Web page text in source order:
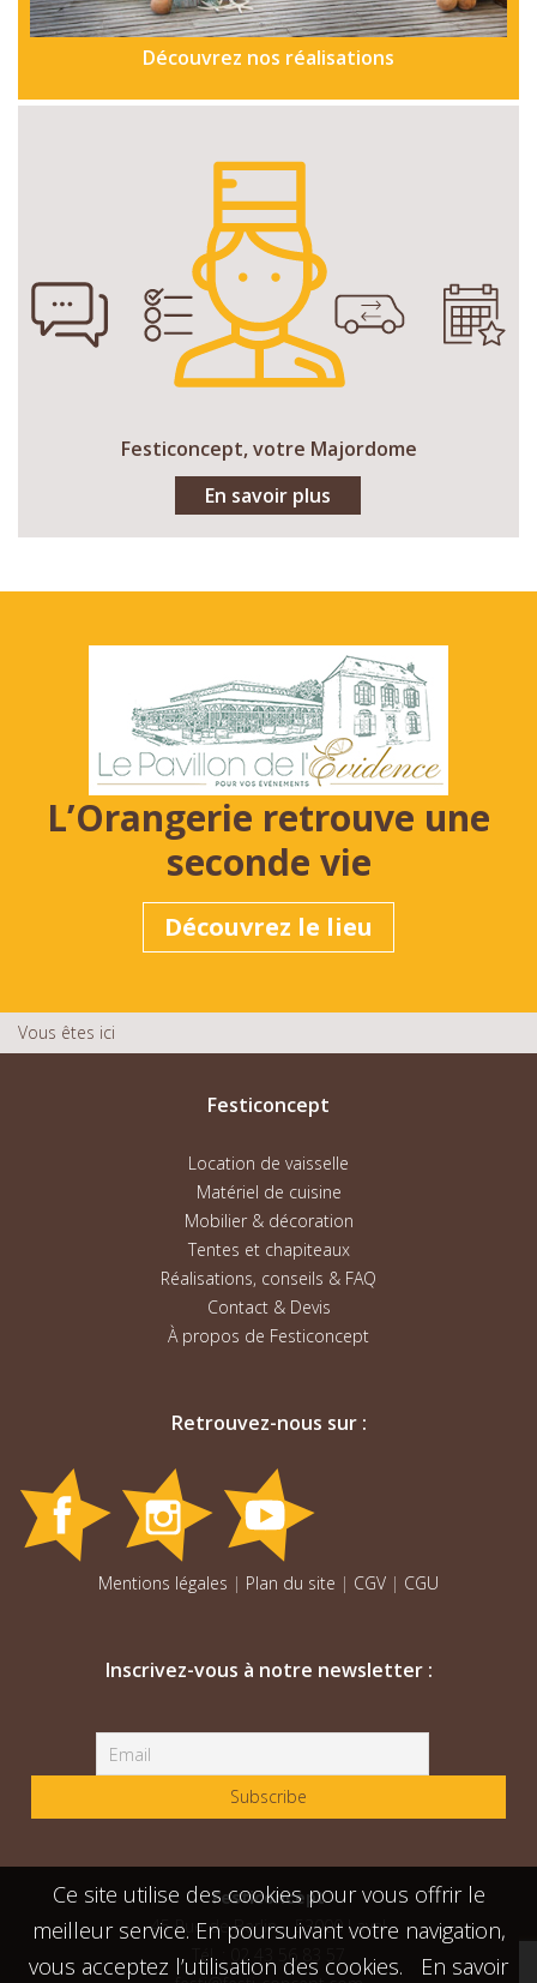
Découvrez nos réalisations
Festiconcept, votre Majordome
En savoir plus
L’Orangerie retrouve une
seconde vie
Découvrez le lieu
Vous êtes ici
Festiconcept
Location de vaisselle
Matériel de cuisine
Mobilier & décoration
Tentes et chapiteaux
Réalisations, conseils & FAQ
Contact & Devis
À propos de Festiconcept
Retrouvez-nous sur :
Mentions légales | Plan du site | CGV | CGU
Inscrivez-vous à notre newsletter :
Festiconcept
45 Rue de Berlin – 53000 Laval
Tél. : 02 43 56 83 57
Ce site utilise des cookies pour vous offrir le
meilleur service. En poursuivant votre navigation,
vous acceptez l’utilisation des cookies.
En savoir